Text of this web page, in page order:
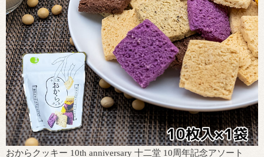
おからクッキー 10th anniversary 十二堂 10周年記念アソート